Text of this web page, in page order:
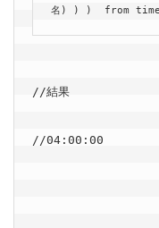
名) ) )  from
//結果
//04:00:00